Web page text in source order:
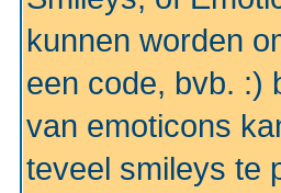
kunnen worden
een code, bvb. :)
van emoticons
teveel smileys te